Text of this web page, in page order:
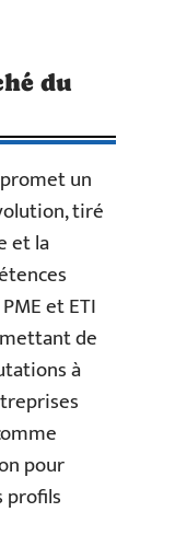
du
un
tiré
et la
et ETI
de
à
pour